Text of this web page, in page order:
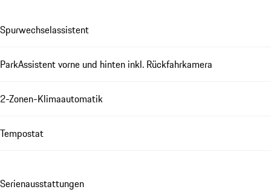
Spurwechselassistent
ParkAssistent vorne und hinten inkl. Rückfahrkamera
2-Zonen-Klimaautomatik
Tempostat
Se­ri­en­aus­stat­tungen